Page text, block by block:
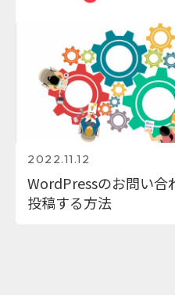
2022.11.12
WordPressのお問い
投稿する方法